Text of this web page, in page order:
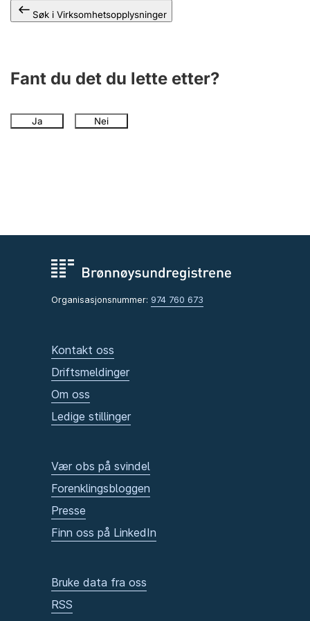
Søk i Virksomhetsopplysninger
Fant du det du lette etter?
Ja Nei
Organisasjonsnummer: 974 760 673
Kontakt oss
Driftsmeldinger
Om oss
Ledige stillinger
Vær obs på svindel
Forenklingsbloggen
Presse
Finn oss på LinkedIn
Bruke data fra oss
RSS